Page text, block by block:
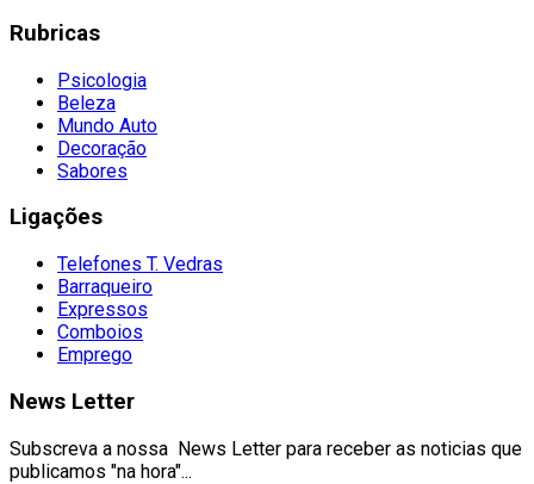
Rubricas
Psicologia
Beleza
Mundo Auto
Decoração
Sabores
Ligações
Telefones T. Vedras
Barraqueiro
Expressos
Comboios
Emprego
News Letter
Subscreva a nossa News Letter para receber as noticias que
publicamos "na hora"...